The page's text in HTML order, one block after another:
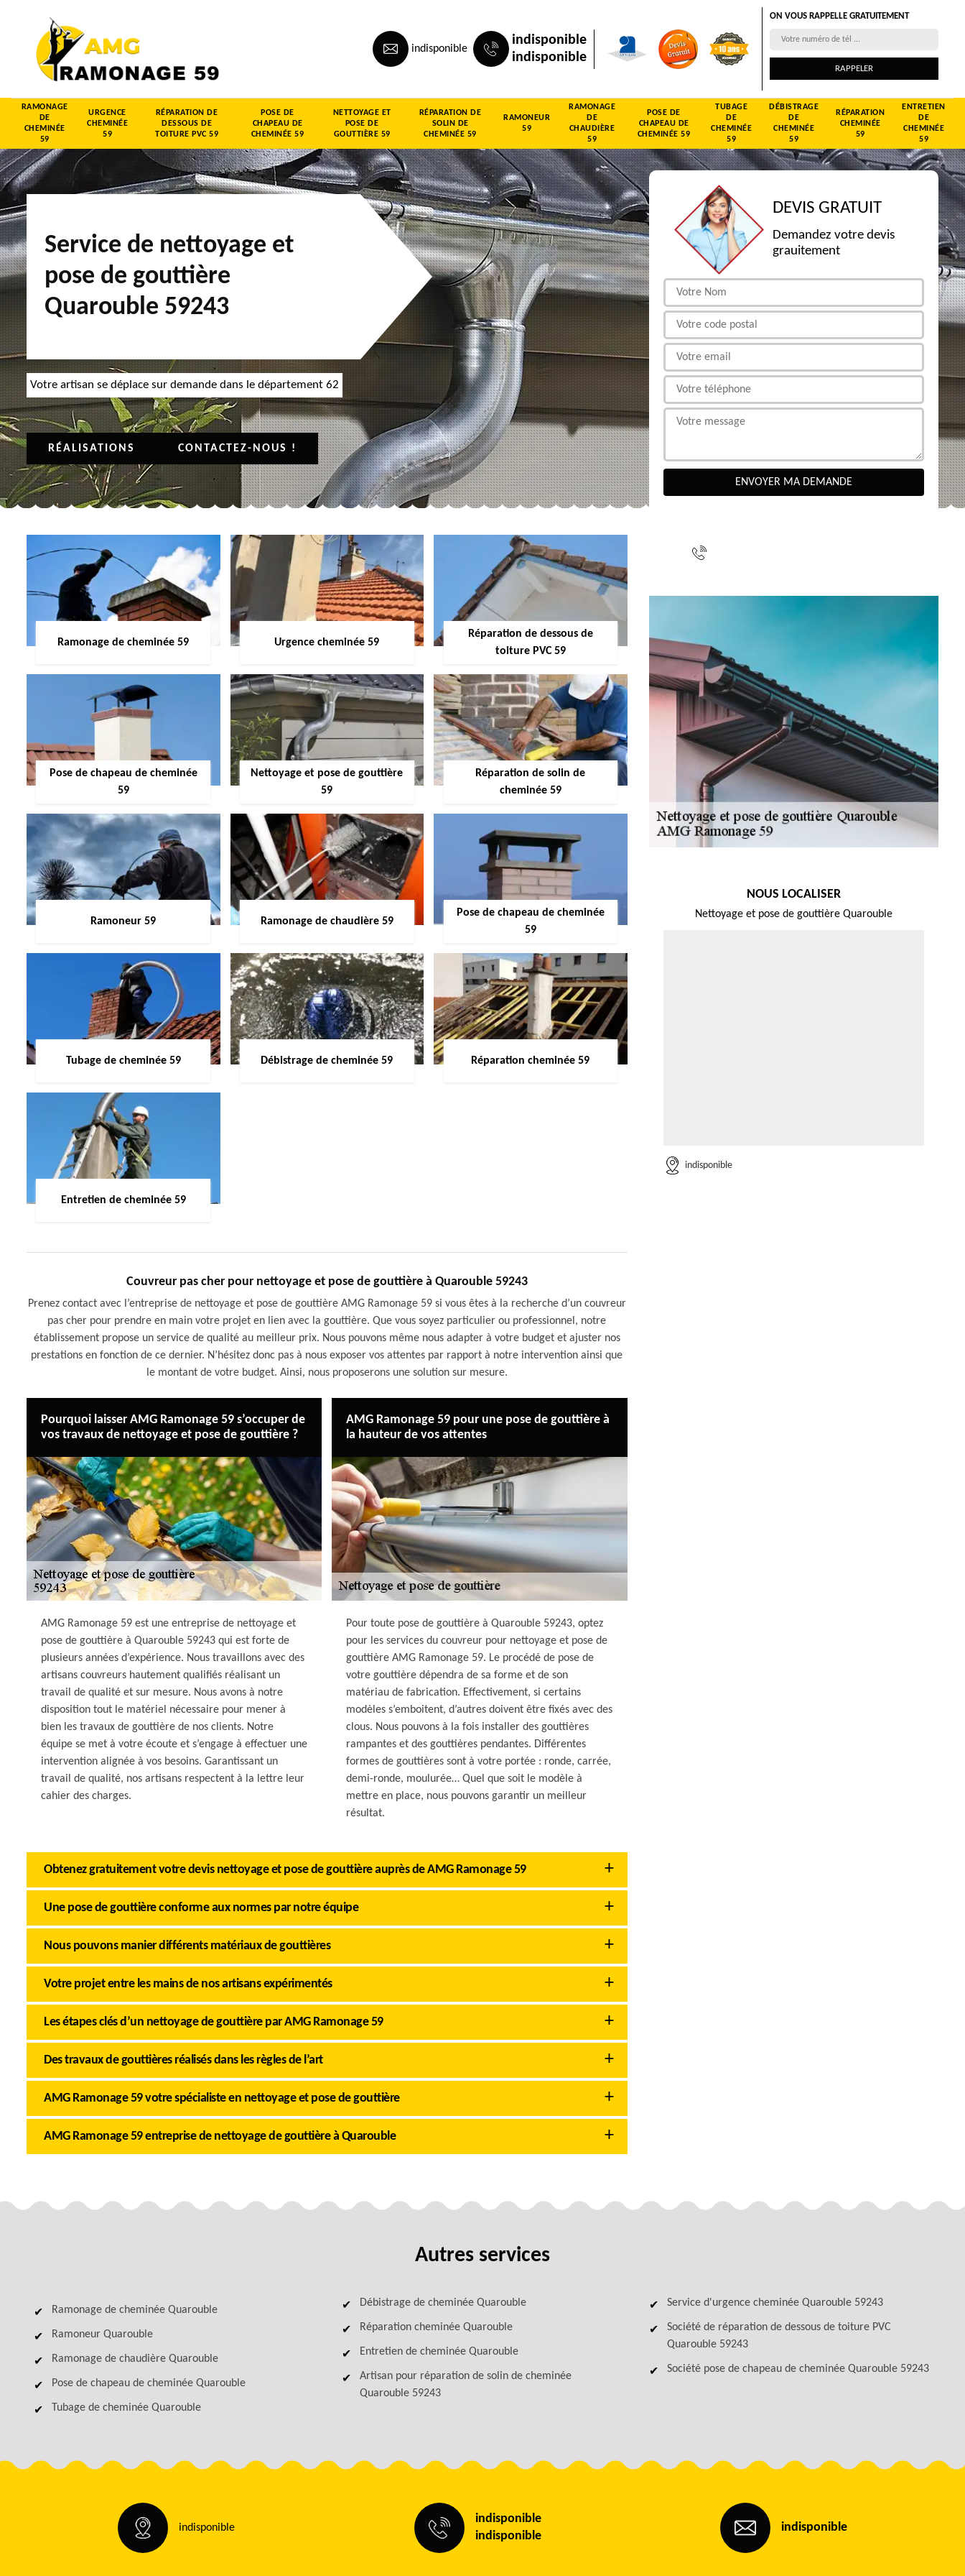
indisponible
indisponible
indisponible
ON VOUS RAPPELLE GRATUITEMENT
RAMONAGE
DE
CHEMINÉE
59
URGENCE
CHEMINÉE
59
RÉPARATION DE
DESSOUS DE
TOITURE PVC 59
POSE DE
CHAPEAU DE
CHEMINÉE 59
NETTOYAGE ET
POSE DE
GOUTTIÈRE 59
RÉPARATION DE
SOLIN DE
CHEMINÉE 59
RAMONEUR
59
RAMONAGE
DE
CHAUDIÈRE
59
POSE DE
CHAPEAU DE
CHEMINÉE 59
TUBAGE
DE
CHEMINÉE
59
DÉBISTRAGE
DE
CHEMINÉE
59
RÉPARATION
CHEMINÉE
59
ENTRETIEN
DE
CHEMINÉE
59
Service de nettoyage et
pose de gouttière
Quarouble 59243
Votre artisan se déplace sur demande dans le département 62
RÉALISATIONS CONTACTEZ-NOUS !
Ramonage de cheminée 59 Urgence cheminée 59
Réparation de dessous de
toiture PVC 59
Pose de chapeau de cheminée
59
Nettoyage et pose de gouttière
59
Réparation de solin de
cheminée 59
Ramoneur 59 Ramonage de chaudière 59
Pose de chapeau de cheminée
59
Tubage de cheminée 59 Débistrage de cheminée 59 Réparation cheminée 59
Entretien de cheminée 59
Couvreur pas cher pour nettoyage et pose de gouttière à Quarouble 59243
Prenez contact avec l’entreprise de nettoyage et pose de gouttière AMG Ramonage 59 si vous êtes à la recherche d’un couvreur
pas cher pour prendre en main votre projet en lien avec la gouttière. Que vous soyez particulier ou professionnel, notre
établissement propose un service de qualité au meilleur prix. Nous pouvons même nous adapter à votre budget et ajuster nos
prestations en fonction de ce dernier. N’hésitez donc pas à nous exposer vos attentes par rapport à notre intervention ainsi que
le montant de votre budget. Ainsi, nous proposerons une solution sur mesure.
Pourquoi laisser AMG Ramonage 59 s’occuper de
vos travaux de nettoyage et pose de gouttière ?
AMG Ramonage 59 est une entreprise de nettoyage et
pose de gouttière à Quarouble 59243 qui est forte de
plusieurs années d’expérience. Nous travaillons avec des
artisans couvreurs hautement qualifiés réalisant un
travail de qualité et sur mesure. Nous avons à notre
disposition tout le matériel nécessaire pour mener à
bien les travaux de gouttière de nos clients. Notre
équipe se met à votre écoute et s’engage à effectuer une
intervention alignée à vos besoins. Garantissant un
travail de qualité, nos artisans respectent à la lettre leur
cahier des charges.
AMG Ramonage 59 pour une pose de gouttière à
la hauteur de vos attentes
Pour toute pose de gouttière à Quarouble 59243, optez
pour les services du couvreur pour nettoyage et pose de
gouttière AMG Ramonage 59. Le procédé de pose de
votre gouttière dépendra de sa forme et de son
matériau de fabrication. Effectivement, si certains
modèles s’emboitent, d’autres doivent être fixés avec des
clous. Nous pouvons à la fois installer des gouttières
rampantes et des gouttières pendantes. Différentes
formes de gouttières sont à votre portée : ronde, carrée,
demi-ronde, moulurée… Quel que soit le modèle à
mettre en place, nous pouvons garantir un meilleur
résultat.
Obtenez gratuitement votre devis nettoyage et pose de gouttière auprès de AMG Ramonage 59
Une pose de gouttière conforme aux normes par notre équipe
Nous pouvons manier différents matériaux de gouttières
Votre projet entre les mains de nos artisans expérimentés
Les étapes clés d’un nettoyage de gouttière par AMG Ramonage 59
Des travaux de gouttières réalisés dans les règles de l’art
AMG Ramonage 59 votre spécialiste en nettoyage et pose de gouttière
AMG Ramonage 59 entreprise de nettoyage de gouttière à Quarouble
DEVIS GRATUIT
Demandez votre devis
grauitement
NOUS LOCALISER
Nettoyage et pose de gouttière Quarouble
indisponible
Autres services
Ramonage de cheminée Quarouble
Ramoneur Quarouble
Ramonage de chaudière Quarouble
Pose de chapeau de cheminée Quarouble
Tubage de cheminée Quarouble
Débistrage de cheminée Quarouble
Réparation cheminée Quarouble
Entretien de cheminée Quarouble
Artisan pour réparation de solin de cheminée
Quarouble 59243
Service d'urgence cheminée Quarouble 59243
Société de réparation de dessous de toiture PVC
Quarouble 59243
Société pose de chapeau de cheminée Quarouble 59243
indisponible
indisponible
indisponible
indisponible